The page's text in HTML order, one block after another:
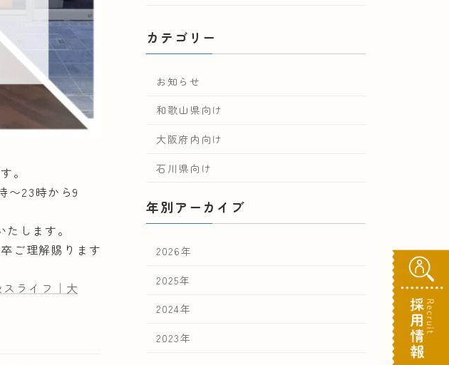
。
〜23時から9
します。
ご理解賜ります
ライフ｜大
カテゴリー
お知らせ
和歌山県向け
大阪府内向け
石川県向け
年別アーカイブ
2026年
2025年
2024年
2023年